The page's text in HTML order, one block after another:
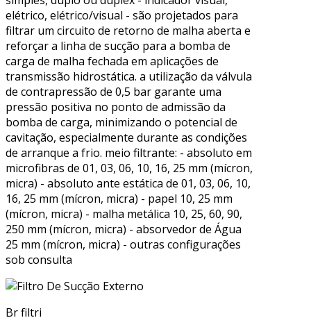
elétrico, elétrico/visual - são projetados para
filtrar um circuito de retorno de malha aberta e
reforçar a linha de sucção para a bomba de
carga de malha fechada em aplicações de
transmissão hidrostática. a utilização da válvula
de contrapressão de 0,5 bar garante uma
pressão positiva no ponto de admissão da
bomba de carga, minimizando o potencial de
cavitação, especialmente durante as condições
de arranque a frio. meio filtrante: - absoluto em
microfibras de 01, 03, 06, 10, 16, 25 mm (mícron,
micra) - absoluto ante estática de 01, 03, 06, 10,
16, 25 mm (mícron, micra) - papel 10, 25 mm
(mícron, micra) - malha metálica 10, 25, 60, 90,
250 mm (mícron, micra) - absorvedor de Água
25 mm (mícron, micra) - outras configurações
sob consulta
Br filtri